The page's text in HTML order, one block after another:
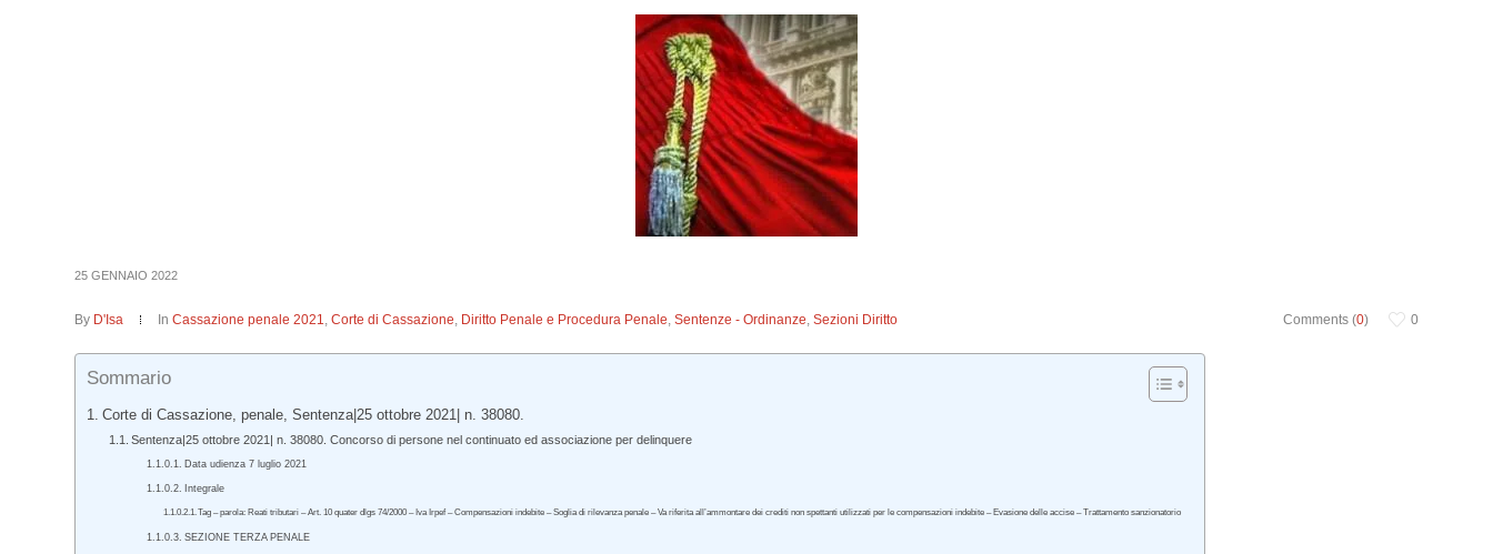
25 GENNAIO 2022
Comments (0) 0
By D'Isa InCassazione penale 2021,Corte di Cassazione, Diritto Penale e Procedura Penale,Sentenze - Ordinanze,Sezioni Diritto
Sommario
Corte di Cassazione, penale, Sentenza|25 ottobre 2021| n. 38080.
Sentenza|25 ottobre 2021| n. 38080. Concorso di persone nel continuato ed associazione per delinquere
Data udienza 7 luglio 2021
Integrale
Tag – parola: Reati tributari – Art. 10 quater dlgs 74/2000 – Iva Irpef – Compensazioni indebite – Soglia di rilevanza penale – Va riferita all’ammontare dei crediti non spettanti utilizzati per le compensazioni indebite – Evasione delle accise – Trattamento sanzionatorio
SEZIONE TERZA PENALE